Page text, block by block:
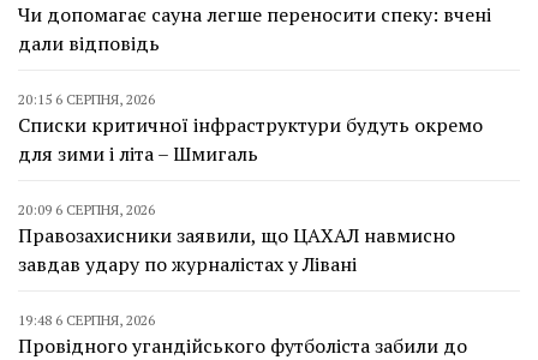
Чи допомагає сауна легше переносити спеку: вчені
дали відповідь
20:15 6 СЕРПНЯ, 2026
Списки критичної інфраструктури будуть окремо
для зими і літа – Шмигаль
20:09 6 СЕРПНЯ, 2026
Правозахисники заявили, що ЦАХАЛ навмисно
завдав удару по журналістах у Лівані
19:48 6 СЕРПНЯ, 2026
Провідного угандійського футболіста забили до